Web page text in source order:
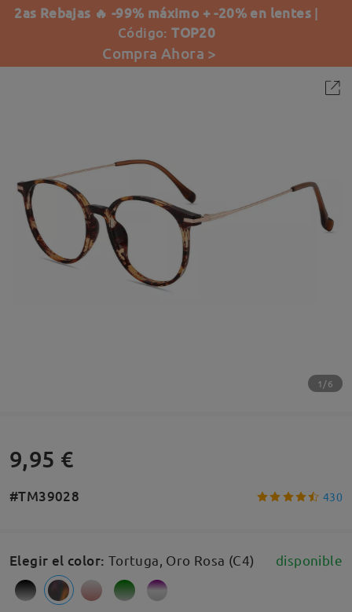
2as Rebajas 🔥 -99% máximo + -20% en lentes |
Código:TOP20
Compra Ahora >
1/6
9,95 €
#TM39028 430
Elegir el color: Tortuga, Oro Rosa (C4) disponible